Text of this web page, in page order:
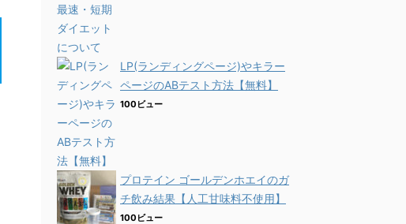
LP(ランディングページ)やキラー
ページのABテスト方法【無料】
100ビュー
プロテイン ゴールデンホエイのガ
チ飲み結果【人工甘味料不使用】
100ビュー